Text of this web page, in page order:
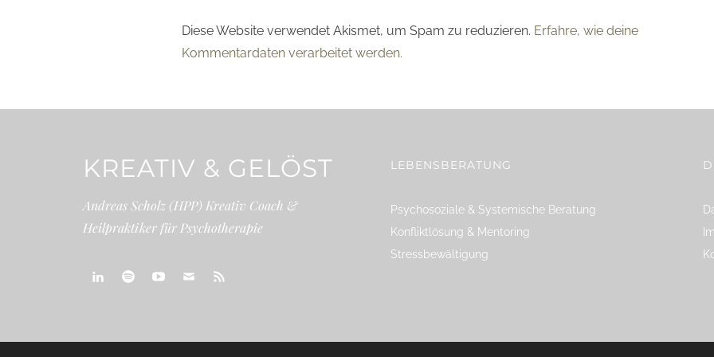
Diese Website verwendet Akismet, um Spam zu reduzieren. Erfahre, wie deine
Kommentardaten verarbeitet werden.
KREATIV & GELÖST
Andreas Scholz (HPP) Kreativ Coach &
Heilpraktiker für Psychotherapie
LEBENSBERATUNG
Psychosoziale & Systemische Beratung
Konfliktlösung & Mentoring
Stressbewältigung